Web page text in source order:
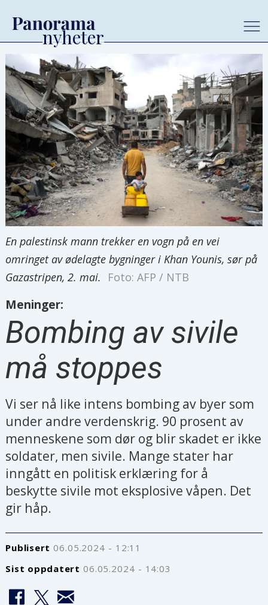
En palestinsk mann trekker en vogn på en vei
omringet av ødelagte bygninger i Khan Younis, sør på
Gazastripen, 2. mai.
Foto: AFP / NTB
Meninger:
Bombing av sivile
må stoppes
Vi ser nå like intens bombing av byer som
under andre verdenskrig. 90 prosent av
menneskene som dør og blir skadet er ikke
soldater, men sivile. Mange stater har
inngått en politisk erklæring for å
beskytte sivile mot eksplosive våpen. Det
gir håp.
Publisert
06.05.2024 - 12:11
Sist oppdatert
06.05.2024 - 14:03